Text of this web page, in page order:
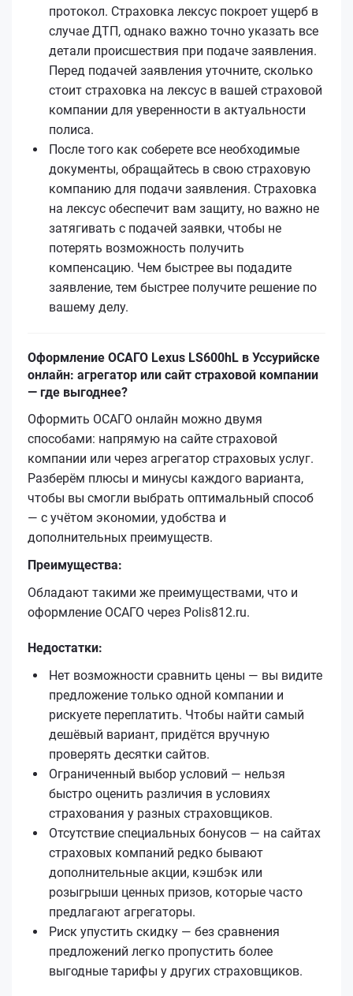
протокол. Страховка лексус покроет ущерб в
случае ДТП, однако важно точно указать все
детали происшествия при подаче заявления.
Перед подачей заявления уточните, сколько
стоит страховка на лексус в вашей страховой
компании для уверенности в актуальности
полиса.
После того как соберете все необходимые
документы, обращайтесь в свою страховую
компанию для подачи заявления. Страховка
на лексус обеспечит вам защиту, но важно не
затягивать с подачей заявки, чтобы не
потерять возможность получить
компенсацию. Чем быстрее вы подадите
заявление, тем быстрее получите решение по
вашему делу.
Оформление ОСАГО Lexus LS600hL в Уссурийске
онлайн: агрегатор или сайт страховой компании
— где выгоднее?
Оформить ОСАГО онлайн можно двумя
способами: напрямую на сайте страховой
компании или через агрегатор страховых услуг.
Разберём плюсы и минусы каждого варианта,
чтобы вы смогли выбрать оптимальный способ
— с учётом экономии, удобства и
дополнительных преимуществ.
Преимущества:
Обладают такими же преимуществами, что и
оформление ОСАГО через Polis812.ru.
Недостатки:
Нет возможности сравнить цены — вы видите
предложение только одной компании и
рискуете переплатить. Чтобы найти самый
дешёвый вариант, придётся вручную
проверять десятки сайтов.
Ограниченный выбор условий — нельзя
быстро оценить различия в условиях
страхования у разных страховщиков.
Отсутствие специальных бонусов — на сайтах
страховых компаний редко бывают
дополнительные акции, кэшбэк или
розыгрыши ценных призов, которые часто
предлагают агрегаторы.
Риск упустить скидку — без сравнения
предложений легко пропустить более
выгодные тарифы у других страховщиков.